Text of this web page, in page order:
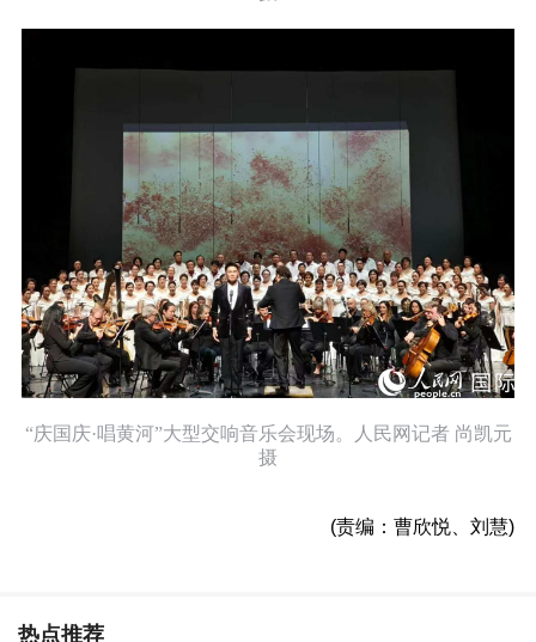
“庆国庆·唱黄河”大型交响音乐会现场。人民网记者 尚凯元
摄
(责编：曹欣悦、刘慧)
热点推荐